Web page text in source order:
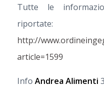
Tutte le
riportate:
http://
article=1599
Info Andrea Alimenti